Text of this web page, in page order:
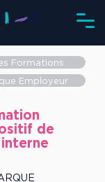
Formations
Employeur
de